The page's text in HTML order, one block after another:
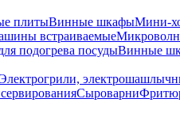
плитыВинные шкафыМини-
встраиваемые
подогрева посудыВинные
Сыроварни